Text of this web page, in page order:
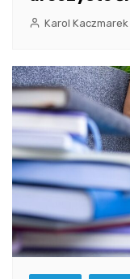
Karol Kaczmarek